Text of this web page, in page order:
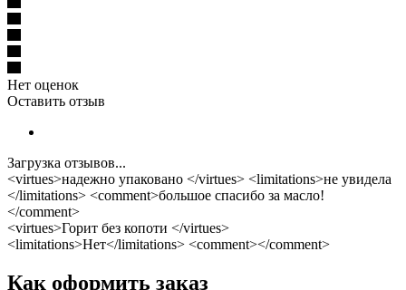
Нет оценок
Оставить отзыв
Загрузка отзывов...
<virtues>надежно упаковано </virtues> <limitations>не увидела
</limitations> <comment>большое спасибо за масло!
</comment>
<virtues>Горит без копоти </virtues>
<limitations>Нет</limitations> <comment></comment>
Как оформить заказ